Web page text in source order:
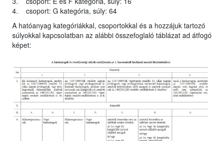
4. csoport: G kategória, súly: 64
A hatóanyag kategóriákkal, csoportokkal és a hozzájuk tartozó
súlyokkal kapcsolatban az alábbi összefoglaló táblázat ad átfogó
képet: